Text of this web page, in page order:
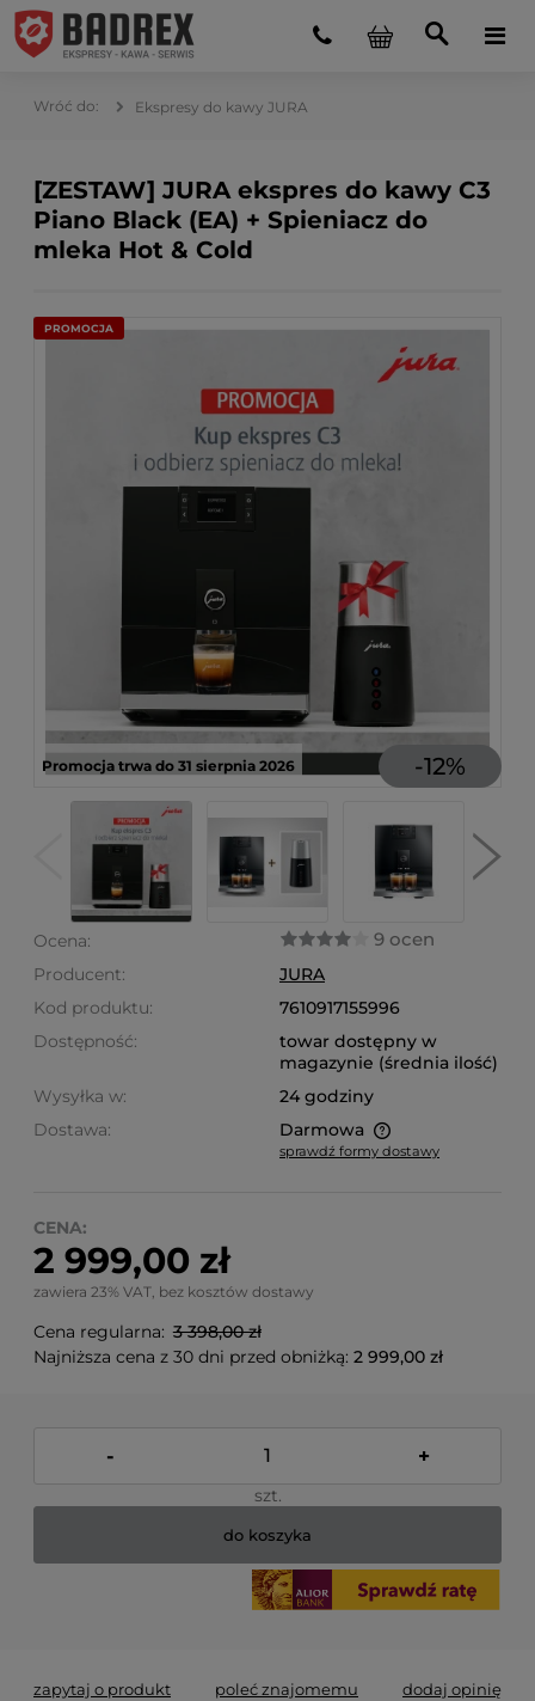
Ekspresy do kawy JURA
[ZESTAW] JURA ekspres do kawy C3
Piano Black (EA) + Spieniacz do
mleka Hot & Cold
PROMOCJA
-12%
Promocja trwa do 31 sierpnia 2026
Ocena: 9 ocen
Producent:
JURA
Kod produktu:
7610917155996
Dostępność:
towar dostępny w
magazynie (średnia ilość)
Wysyłka w:
24 godziny
Dostawa:
Darmowa
Cena nie zawiera ewentualnych kosztów płatności
sprawdź formy dostawy
CENA:
2 999,00 zł
zawiera 23% VAT, bez kosztów dostawy
Cena regularna: 3 398,00 zł
Najniższa cena z 30 dni przed obniżką: 2 999,00 zł
- +
szt.
do koszyka
zapytaj o produkt poleć znajomemu dodaj opinię